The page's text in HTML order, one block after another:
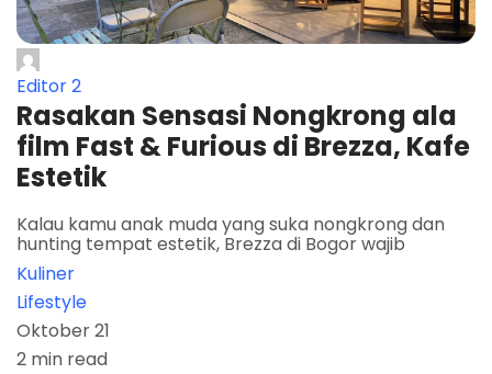
Editor 2
Rasakan Sensasi Nongkrong ala
film Fast & Furious di Brezza, Kafe
Estetik
Kalau kamu anak muda yang suka nongkrong dan
hunting tempat estetik, Brezza di Bogor wajib
Kuliner
Lifestyle
Oktober 21
2 min read